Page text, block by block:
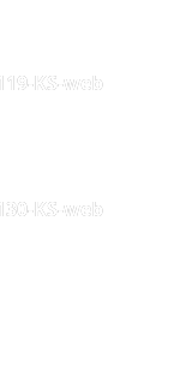
KS-web
KS-web